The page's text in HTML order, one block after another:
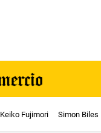
Keiko Fujimori Simon Biles